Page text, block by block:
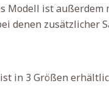
Modell ist
denen zusätzlicher
in 3 Größen